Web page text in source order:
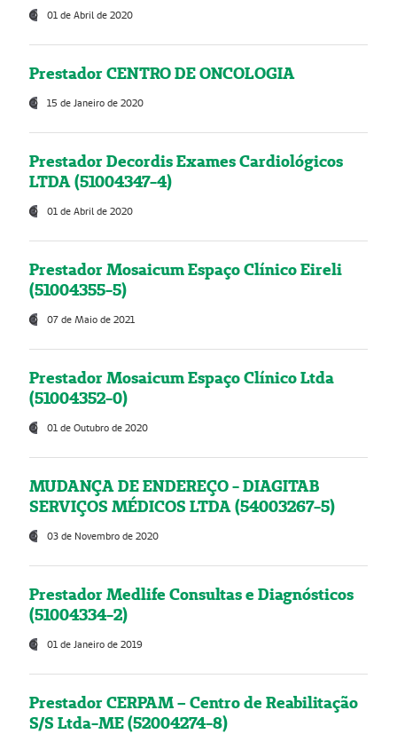
01 de Abril de 2020
Prestador CENTRO DE ONCOLOGIA
15 de Janeiro de 2020
Prestador Decordis Exames Cardiológicos
LTDA (51004347-4)
01 de Abril de 2020
Prestador Mosaicum Espaço Clínico Eireli
(51004355-5)
07 de Maio de 2021
Prestador Mosaicum Espaço Clínico Ltda
(51004352-0)
01 de Outubro de 2020
MUDANÇA DE ENDEREÇO - DIAGITAB
SERVIÇOS MÉDICOS LTDA (54003267-5)
03 de Novembro de 2020
Prestador Medlife Consultas e Diagnósticos
(51004334-2)
01 de Janeiro de 2019
Prestador CERPAM – Centro de Reabilitação
S/S Ltda-ME (52004274-8)